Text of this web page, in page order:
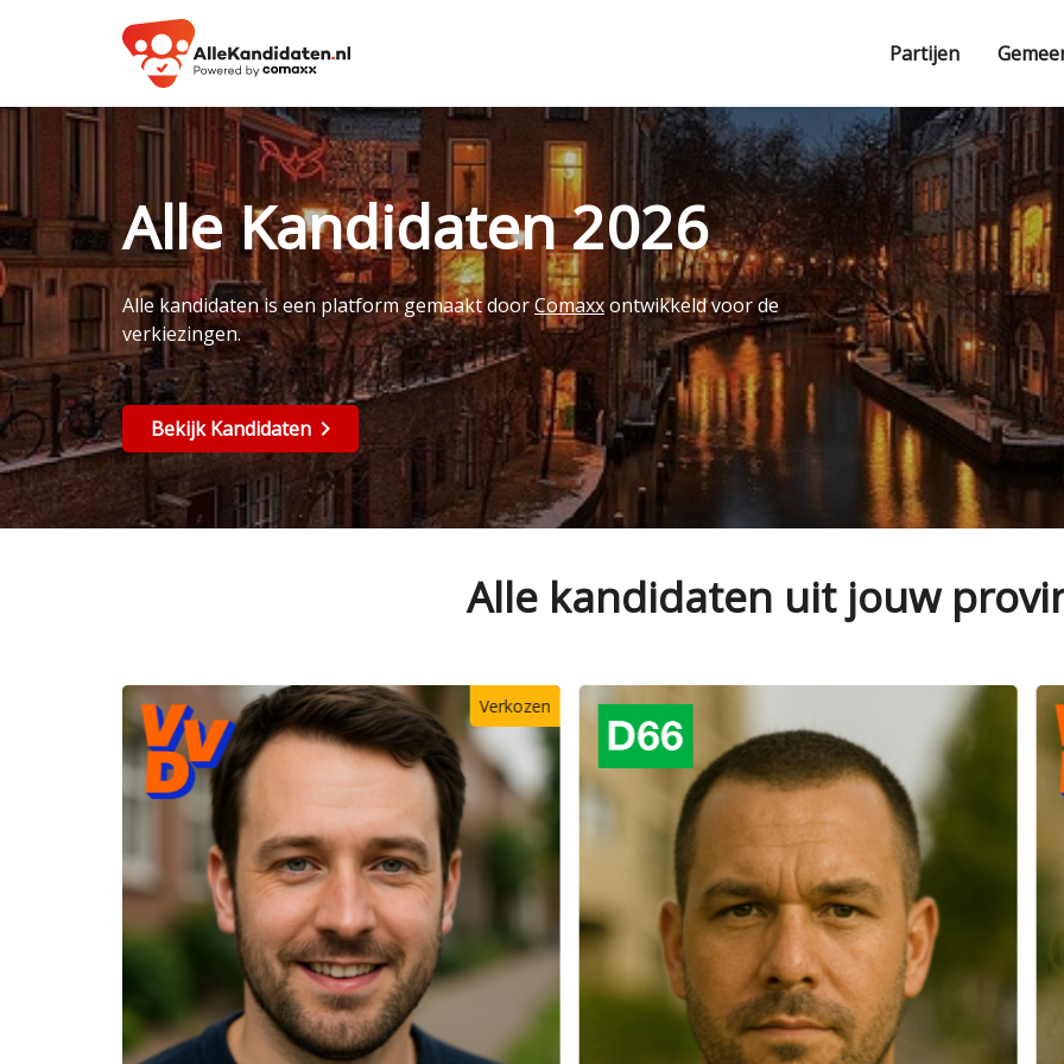
Partijen
Alle Kandidaten 2026
Alle kandidaten is een platform gemaakt doorComaxxontwikkeld voor de
verkiezingen.
Bekijk Kandidaten
Alle kandidaten uit jouw
Verkozen